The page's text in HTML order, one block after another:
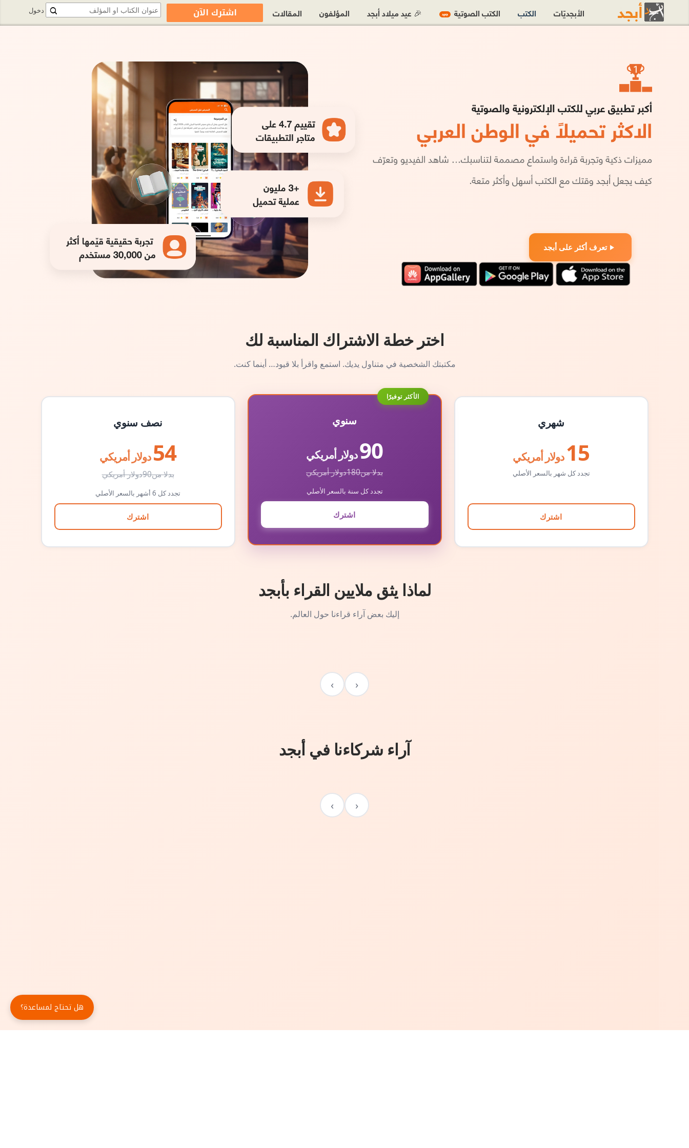
تعرف أكثر على أبجد
اختر خطة الاشتراك المناسبة لك
مكتبتك الشخصية في متناول يديك. استمع واقرأ بلا قيود… أينما كنت.
شهري
15 دولار أمريكي
تجدد كل شهر بالسعر الأصلي
اشترك
الأكثر توفيرًا
سنوي
90دولار أمريكي
بدلا من180دولار أمريكي
تجدد كل سنة بالسعر الأصلي
اشترك
نصف سنوي
54 دولار أمريكي
بدلا من90دولار أمريكي
تجدد كل 6 أشهر بالسعر الأصلي
اشترك
لماذا يثق ملايين القراء بأبجد
إليك بعض آراء قراءنا حول العالم.
‹
›
آراء شركاءنا في أبجد
‹
›
دخول الأبجديّات الكتب الكتب الصوتية جديد 🎉 عيد ميلاد أبجد المؤلفون المقالات اشترك الآن
هل تحتاج لمساعدة؟